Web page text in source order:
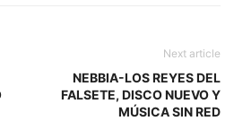
Next article
NEBBIA-LOS REYES DEL
FALSETE, DISCO NUEVO Y
MÚSICA SIN RED